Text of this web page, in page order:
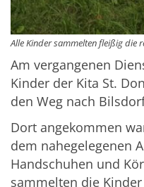
Alle Kinder sammelten fleißig die
Am vergangenen
Kinder der Kita St.
den Weg nach
Dort angekommen
dem nahegelegenen
Handschuhen und
sammelten die